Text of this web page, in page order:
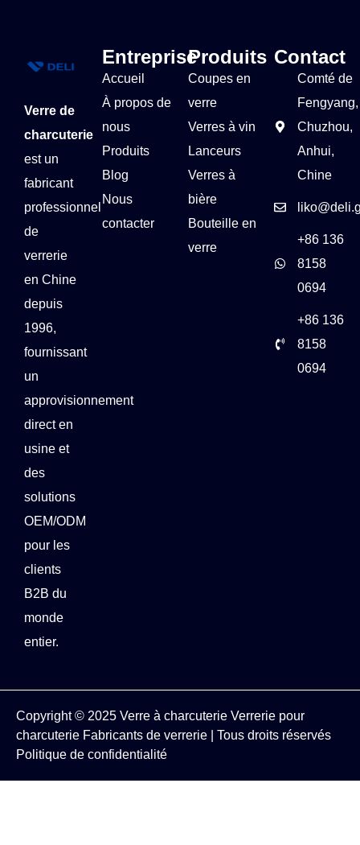
Verre de
charcuterie
est un
fabricant
professionnel
de
verrerie
en Chine
depuis
1996,
fournissant
un
approvisionnement
direct en
usine et
des
solutions
OEM/ODM
pour les
clients
B2B du
monde
entier.
Entreprise
Accueil
À propos de
nous
Produits
Blog
Nous
contacter
Produits
Coupes en
verre
Verres à vin
Lanceurs
Verres à
bière
Bouteille en
verre
Contact
Comté de
Fengyang,
Chuzhou,
Anhui,
Chine
+86 136
8158
0694
+86 136
8158
0694
Copyright © 2025 Verre à charcuterie Verrerie pour
charcuterie Fabricants de verrerie
| Tous droits réservés
Politique de confidentialité